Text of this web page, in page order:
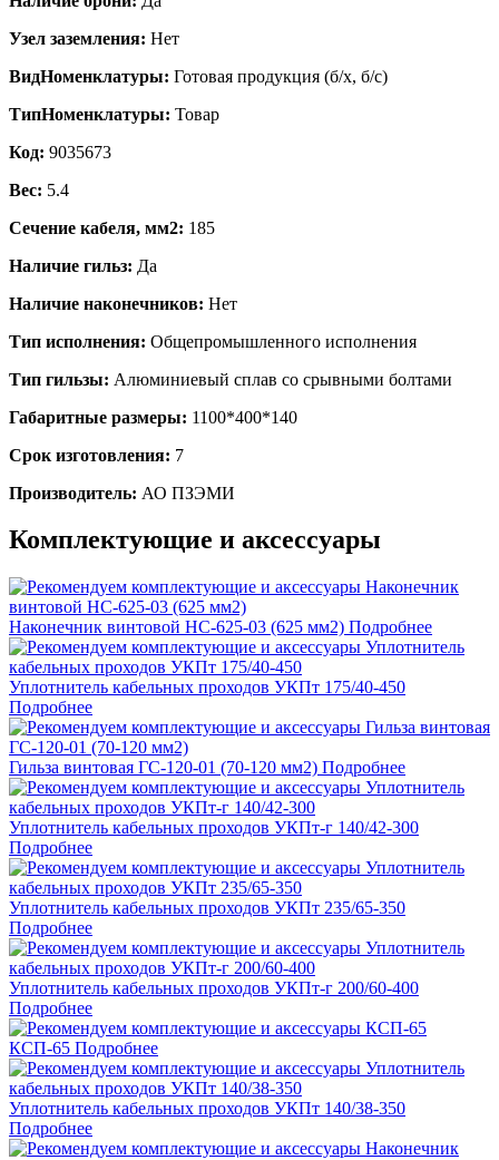
Узел заземления: Нет
ВидНоменклатуры: Готовая продукция (б/х, б/с)
ТипНоменклатуры: Товар
Код: 9035673
Вес: 5.4
Сечение кабеля, мм2: 185
Наличие гильз: Да
Наличие наконечников: Нет
Тип исполнения: Общепромышленного исполнения
Тип гильзы: Алюминиевый сплав со срывными болтами
Габаритные размеры: 1100*400*140
Срок изготовления: 7
Производитель: АО ПЗЭМИ
Комплектующие и аксессуары
Наконечник винтовой НС-625-03 (625 мм2) Подробнее
Уплотнитель кабельных проходов УКПт 175/40-450
Подробнее
Гильза винтовая ГС-120-01 (70-120 мм2) Подробнее
Уплотнитель кабельных проходов УКПт-г 140/42-300
Подробнее
Уплотнитель кабельных проходов УКПт 235/65-350
Подробнее
Уплотнитель кабельных проходов УКПт-г 200/60-400
Подробнее
КСП-65 Подробнее
Уплотнитель кабельных проходов УКПт 140/38-350
Подробнее